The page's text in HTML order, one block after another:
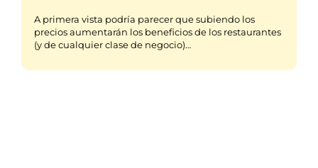
A primera vista podría parecer que subiendo los
precios aumentarán los beneficios de los restaurantes
(y de cualquier clase de negocio)…